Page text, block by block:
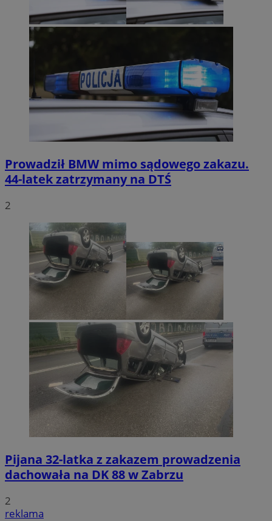
Prowadził BMW mimo sądowego zakazu.
44-latek zatrzymany na DTŚ
2
Pijana 32-latka z zakazem prowadzenia
dachowała na DK 88 w Zabrzu
2
reklama